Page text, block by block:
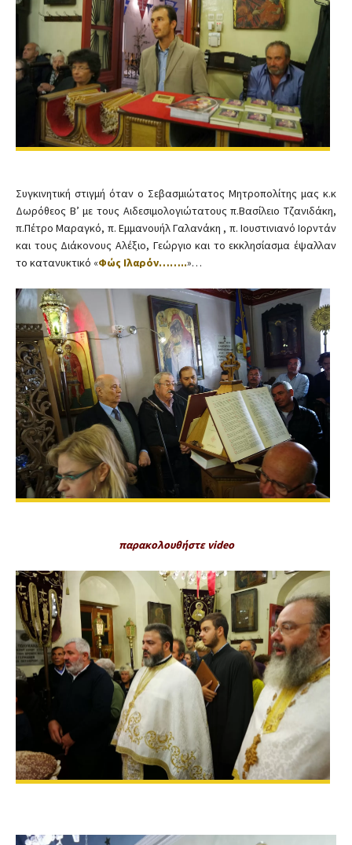
Συγκινητική στιγμή όταν ο Σεβασμιώτατος Μητροπολίτης μας κ.κ
Δωρόθεος Β’ με τους Αιδεσιμολογιώτατους π.Βασίλειο Τζανιδάκη,
π.Πέτρο Μαραγκό, π. Εμμανουήλ Γαλανάκη , π. Ιουστινιανό Ιορντάν
και τους Διάκονους Αλέξιο, Γεώργιο και το εκκλησίασμα έψαλλαν
το κατανυκτικό «Φώς Ιλαρόν……..»…
παρακολουθήστε video